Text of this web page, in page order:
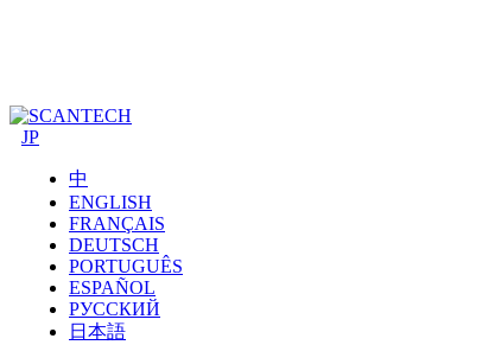
JP
中
ENGLISH
FRANÇAIS
DEUTSCH
PORTUGUÊS
ESPAÑOL
РУССКИЙ
日本語